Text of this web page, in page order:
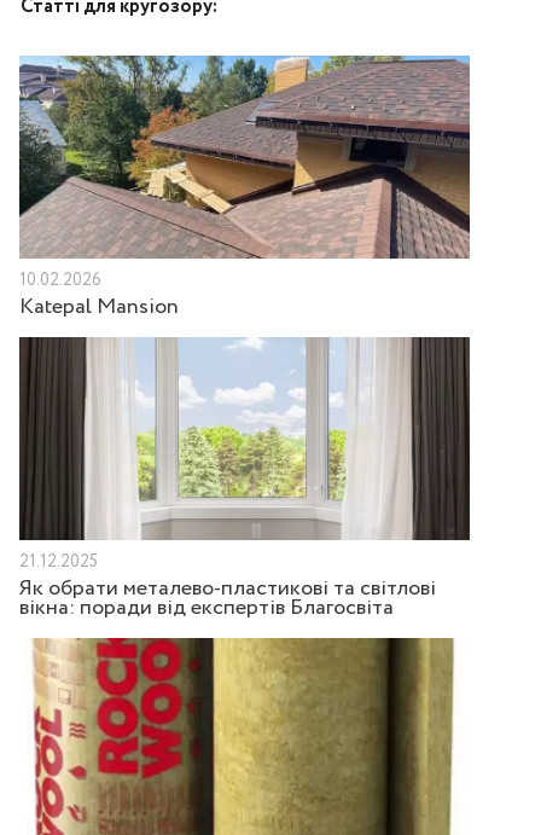
Статті для кругозору:
10.02.2026
Katepal Mansion
21.12.2025
Як обрати металево-пластикові та світлові
вікна: поради від експертів Благосвіта